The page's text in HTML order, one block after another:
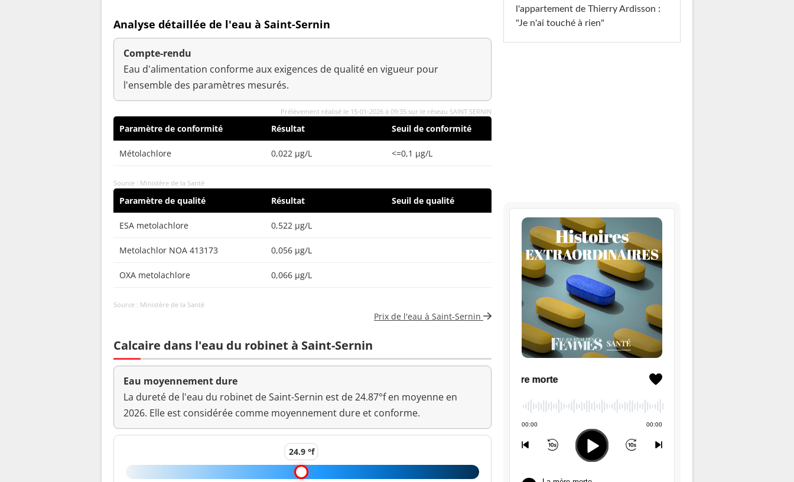
Analyse détaillée de l'eau à Saint-Sernin
Compte-rendu
Eau d'alimentation conforme aux exigences de qualité en vigueur pour
l'ensemble des paramètres mesurés.
Prélèvement réalisé le 15-01-2026 à 09:35 sur le réseau SAINT SERNIN
Paramètre de conformité Résultat Seuil de conformité
Métolachlore 0,022 µg/L <=0,1 µg/L
Source : Ministère de la Santé
Paramètre de qualité Résultat Seuil de qualité
ESA metolachlore 0,522 µg/L
Metolachlor NOA 413173 0,056 µg/L
OXA metolachlore 0,066 µg/L
Source : Ministère de la Santé
Prix de l'eau à Saint-Sernin
Calcaire dans l'eau du robinet à Saint-Sernin
Eau moyennement dure
La dureté de l'eau du robinet de Saint-Sernin est de 24.87°f en moyenne en
2026. Elle est considérée comme moyennement dure et conforme.
24.9 °f
l'appartement de Thierry Ardisson :
"Je n'ai touché à rien"